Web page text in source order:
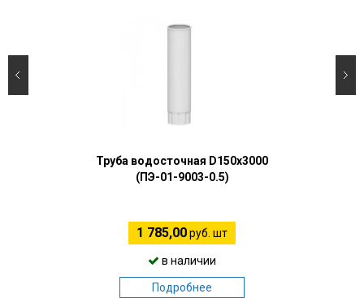
Труба водосточная D150х3000
(ПЭ-01-9003-0.5)
1 785,00руб. шт
в наличии
Подробнее